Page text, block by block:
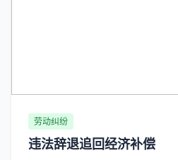
劳动纠纷
违法辞退追回经济补偿